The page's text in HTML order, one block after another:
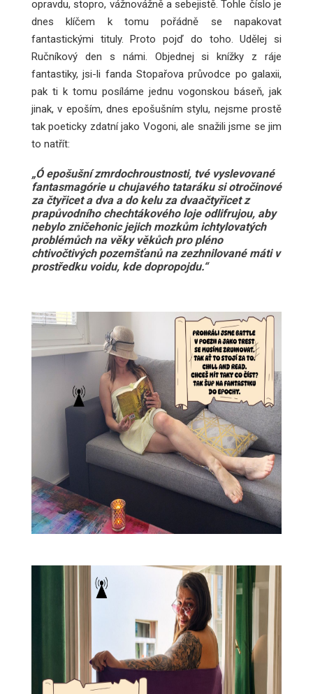
opravdu, stopro, vážnovážně a sebejistě. Tohle číslo je
dnes klíčem k tomu pořádně se napakovat
fantastickými tituly. Proto pojď do toho. Udělej si
Ručníkový den s námi. Objednej si knížky z ráje
fantastiky, jsi-li fanda Stopařova průvodce po galaxii,
pak ti k tomu posíláme jednu vogonskou báseň, jak
jinak, v epoším, dnes epošušním stylu, nejsme prostě
tak poeticky zdatní jako Vogoni, ale snažili jsme se jim
to natřít:
„Ó epošušní zmrdochroustnosti, tvé vyslevované
fantasmagórie u chujavého tataráku si otročinové
za čtyřicet a dva a do kelu za dvaačtyřicet z
prapůvodního chechtákového loje odlifrujou, aby
nebylo zničehonic jejich mozkům ichtylovatých
problémůch na věky věkůch pro pléno
chtivočtivých pozemšťanů na zezhnilované máti v
prostředku voidu, kde dopropojdu.“